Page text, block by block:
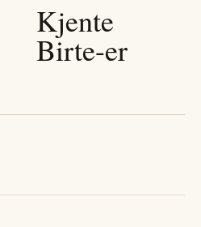
Kjente
Birte-er